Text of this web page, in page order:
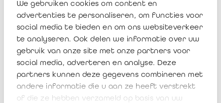
We gebruiken cookies om content en
advertenties te personaliseren, om functies voor
social media te bieden en om ons websiteverkeer
te analyseren. Ook delen we informatie over uw
gebruik van onze site met onze partners voor
social media, adverteren en analyse. Deze
partners kunnen deze gegevens combineren met
andere informatie die u aan ze heeft verstrekt
of die ze hebben verzameld op basis van uw
[3]Verslag aan de Koning,BS4 oktober 2023, p. 83339.
[4]Deze verwijzingen zijn consulteerbaar via volgende link via
de website van het IBR:
Interinstitutenaanbeveling inzake de opdrachten voor de
bedrijfsrevisor, de externe accountant, de externe
belastingconsulent, de externe erkende boekhouder of de
externe erkende boekhouder-fiscalist.Interpretatieve nota van
het Interinstitutencomité van 4 oktober 2018.